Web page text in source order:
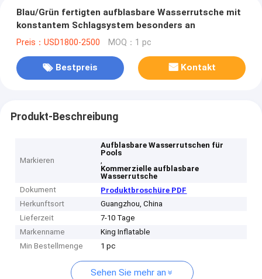
Blau/Grün fertigten aufblasbare Wasserrutsche mit
konstantem Schlagsystem besonders an
Preis：USD1800-2500 MOQ：1 pc
Bestpreis Kontakt
Produkt-Beschreibung
Markieren
Aufblasbare Wasserrutschen für
Pools
,
Kommerzielle aufblasbare
Wasserrutsche
Dokument
Produktbroschüre PDF
Herkunftsort
Guangzhou, China
Lieferzeit
7-10 Tage
Markenname
King Inflatable
Min Bestellmenge
1 pc
Sehen Sie mehr an